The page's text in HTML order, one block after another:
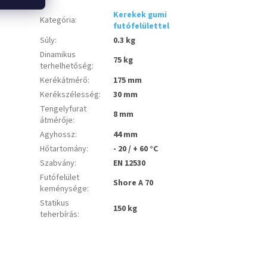
Kategória:
Kerekek gumi
futófelülettel
Súly:
0.3 kg
Dinamikus
terhelhetőség:
75 kg
Kerékátmérő:
175 mm
Kerékszélesség:
30 mm
Tengelyfurat
átmérője:
8 mm
Agyhossz:
44 mm
Hőtartomány:
- 20 / + 60 °C
Szabvány:
EN 12530
Futófelület
keménysége:
Shore A 70
Statikus
teherbírás: 150 kg